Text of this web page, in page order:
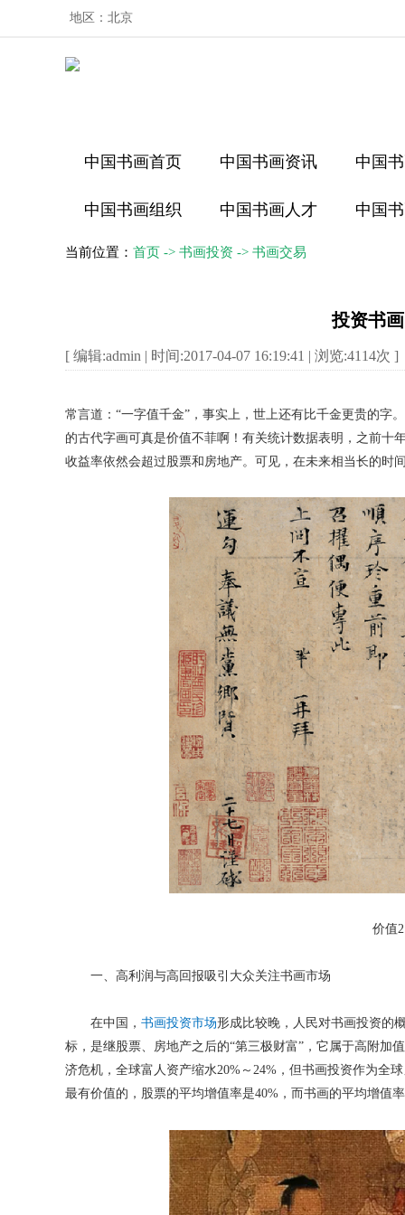
地区： 北京
中国书画首页 中国书画资讯 中国
中国书画组织 中国书画人才 中国
当前位置： 首页 -> 书画投资 -> 书画交易
投资书
[ 编辑:admin | 时间:2017-04-07 16:19:41 | 浏览:4114次 ]
常言道：“一字值千金”，事实上，世上还有比千金更贵的字
的古代字画可真是价值不菲啊！有关统计数据表明，之前十
收益率依然会超过股票和房地产。可见，在未来相当长的时
价值
一、高利润与高回报吸引大众关注书画市场
在中国， 书画投资市场形成比较晚，人民对书画投资的
标，是继股票、房地产之后的“第三极财富”，它属于高附加
济危机，全球富人资产缩水20%～24%，但书画投资作为全
最有价值的，股票的平均增值率是40%，而书画的平均增值